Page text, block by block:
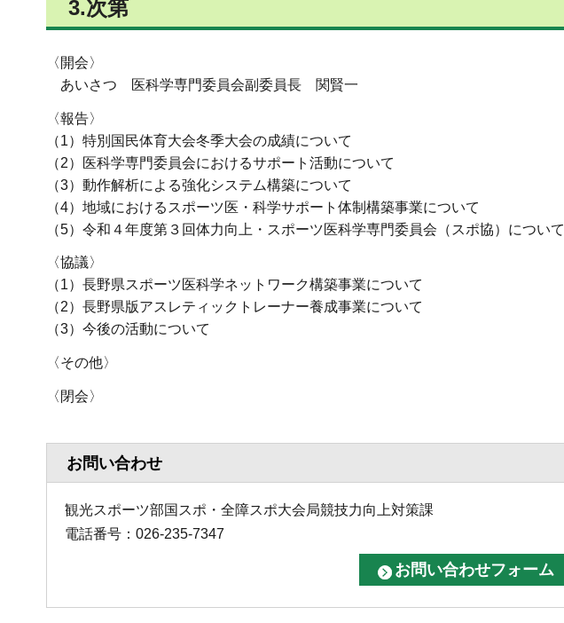
3.次第
〈開会〉
あいさつ 医科学専門委員会副委員長 関賢一
〈報告〉
（1）特別国民体育大会冬季大会の成績について
（2）医科学専門委員会におけるサポート活動について
（3）動作解析による強化システム構築について
（4）地域におけるスポーツ医・科学サポート体制構築事業について
（5）令和４年度第３回体力向上・スポーツ医科学専門委員会（スポ協）について
〈協議〉
（1）長野県スポーツ医科学ネットワーク構築事業について
（2）長野県版アスレティックトレーナー養成事業について
（3）今後の活動について
〈その他〉
〈閉会〉
お問い合わせ
観光スポーツ部国スポ・全障スポ大会局競技力向上対策課
電話番号：026-235-7347